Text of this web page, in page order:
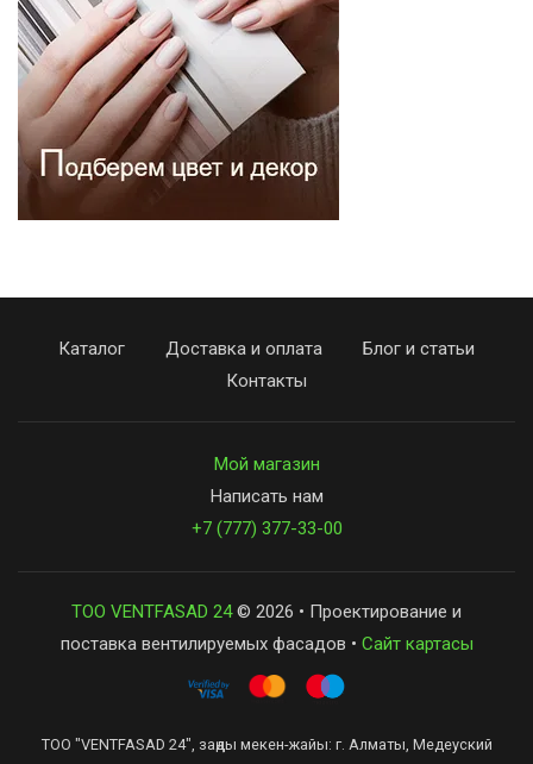
Каталог Доставка и оплата
Блог и статьи
Контакты
Мой магазин
Написать нам
+7 (777) 377-33-00
ТОО VENTFASAD 24© 2026 • Проектирование и
поставка вентилируемых фасадов • Сайт картасы
ТОО "VENTFASAD 24", заңды мекен-жайы: г. Алматы, Медеуский